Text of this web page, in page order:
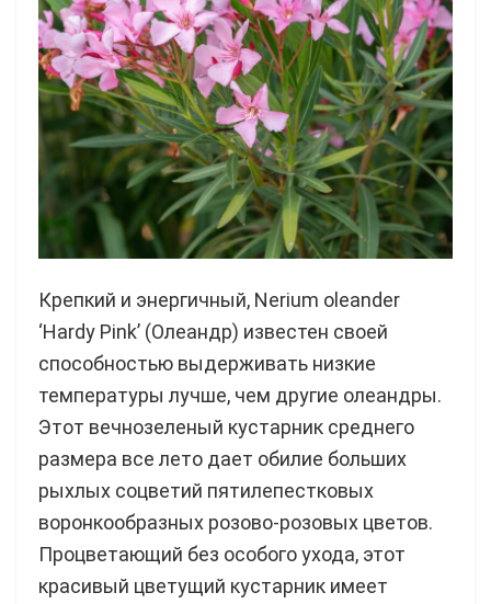
Крепкий и энергичный, Nerium oleander
‘Hardy Pink’ (Олеандр) известен своей
способностью выдерживать низкие
температуры лучше, чем другие олеандры.
Этот вечнозеленый кустарник среднего
размера все лето дает обилие больших
рыхлых соцветий пятилепестковых
воронкообразных розово-розовых цветов.
Процветающий без особого ухода, этот
красивый цветущий кустарник имеет